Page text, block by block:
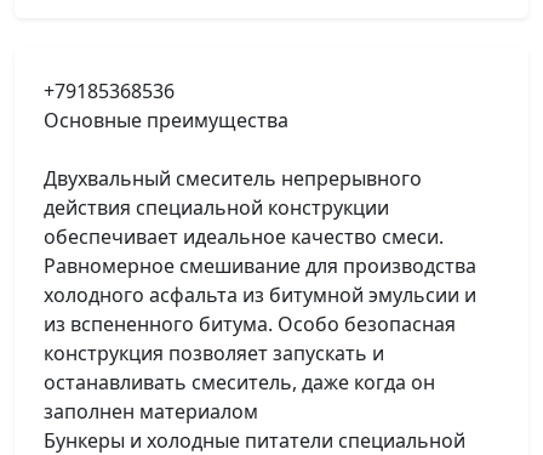
+79185368536
Основные преимущества
Двухвальный смеситель непрерывного
действия специальной конструкции
обеспечивает идеальное качество смеси.
Равномерное смешивание для производства
холодного асфальта из битумной эмульсии и
из вспененного битума. Особо безопасная
конструкция позволяет запускать и
останавливать смеситель, даже когда он
заполнен материалом
Бункеры и холодные питатели специальной